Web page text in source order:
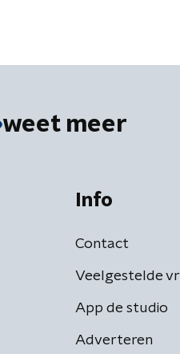
weet meer
Info
Contact
Veelgestelde
App de studio
Adverteren